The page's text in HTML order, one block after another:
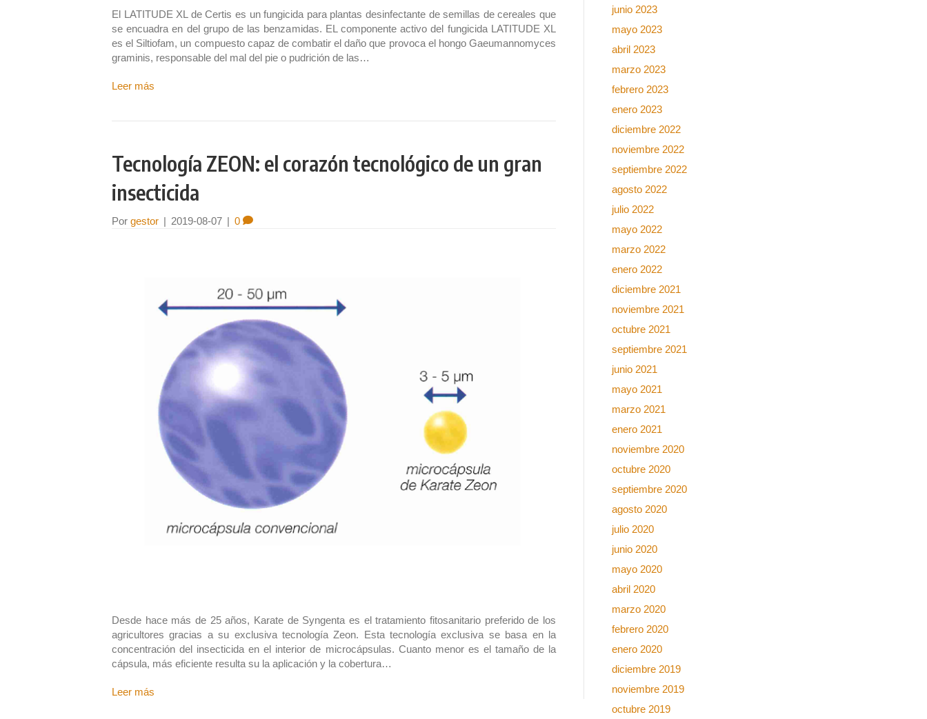
El LATITUDE XL de Certis es un fungicida para plantas desinfectante de semillas de cereales que
se encuadra en del grupo de las benzamidas. EL componente activo del fungicida LATITUDE XL
es el Siltiofam, un compuesto capaz de combatir el daño que provoca el hongo Gaeumannomyces
graminis, responsable del mal del pie o pudrición de las…
Leer más
Tecnología ZEON: el corazón tecnológico de un gran
insecticida
Por gestor | 2019-08-07 | 0
Desde hace más de 25 años, Karate de Syngenta es el tratamiento fitosanitario preferido de los
agricultores gracias a su exclusiva tecnología Zeon. Esta tecnología exclusiva se basa en la
concentración del insecticida en el interior de microcápsulas. Cuanto menor es el tamaño de la
cápsula, más eficiente resulta su la aplicación y la cobertura…
Leer más
junio 2023
mayo 2023
abril 2023
marzo 2023
febrero 2023
enero 2023
diciembre 2022
noviembre 2022
septiembre 2022
agosto 2022
julio 2022
mayo 2022
marzo 2022
enero 2022
diciembre 2021
noviembre 2021
octubre 2021
septiembre 2021
junio 2021
mayo 2021
marzo 2021
enero 2021
noviembre 2020
octubre 2020
septiembre 2020
agosto 2020
julio 2020
junio 2020
mayo 2020
abril 2020
marzo 2020
febrero 2020
enero 2020
diciembre 2019
noviembre 2019
octubre 2019